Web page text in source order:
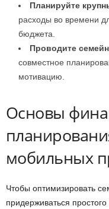
Планируйте
расходы во времени
бюджета.
Проводите
совместное
мотивацию.
Основы
мобильных
Чтобы оптимизировать
придерживаться